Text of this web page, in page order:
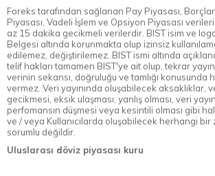
Foreks tarafından sağlanan Pay Piyasası,
Piyasası, Vadeli İşlem ve Opsiyon Piyasası
az 15 dakika gecikmeli verilerdir. BIST isim ve
Belgesi altında korunmakta olup izinsiz
edilemez, değiştirilemez. BIST ismi altında
telif hakları tamamen BIST'ye ait olup, tekrar
verinin sekansı, doğruluğu ve tamlığı konusunda
vermez. Veri yayınında oluşabilecek aksaklıklar,
gecikmesi, eksik ulaşması, yanlış olması, veri
perfomansın düşmesi veya kesintili olması gibi
ve / veya Kullanıcılarda oluşabilecek herhangi bir
sorumlu değildir.
Uluslarası döviz piyasası kuru